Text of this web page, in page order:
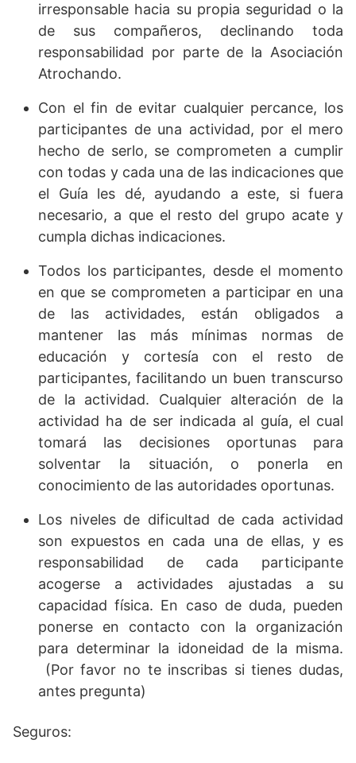
irresponsable hacia su propia seguridad o la
de sus compañeros, declinando toda
responsabilidad por parte de la Asociación
Atrochando.
Con el fin de evitar cualquier percance, los
participantes de una actividad, por el mero
hecho de serlo, se comprometen a cumplir
con todas y cada una de las indicaciones que
el Guía les dé, ayudando a este, si fuera
necesario, a que el resto del grupo acate y
cumpla dichas indicaciones.
Todos los participantes, desde el momento
en que se comprometen a participar en una
de las actividades, están obligados a
mantener las más mínimas normas de
educación y cortesía con el resto de
participantes, facilitando un buen transcurso
de la actividad. Cualquier alteración de la
actividad ha de ser indicada al guía, el cual
tomará las decisiones oportunas para
solventar la situación, o ponerla en
conocimiento de las autoridades oportunas.
Los niveles de dificultad de cada actividad
son expuestos en cada una de ellas, y es
responsabilidad de cada participante
acogerse a actividades ajustadas a su
capacidad física. En caso de duda, pueden
ponerse en contacto con la organización
para determinar la idoneidad de la misma.
(Por favor no te inscribas si tienes dudas,
antes pregunta)
Seguros: